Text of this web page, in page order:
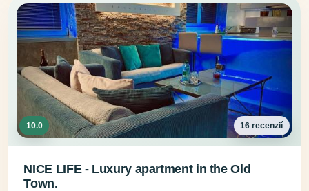
10.0 16 recenzií
NICE LIFE - Luxury apartment in the Old
Town.